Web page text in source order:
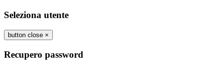
Seleziona utente
button close ×
Recupero password